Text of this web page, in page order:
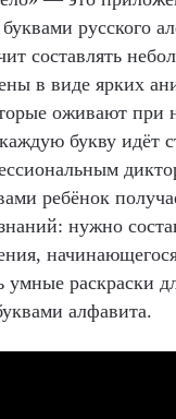
русского
составлять
в виде ярких
оживают при
букву идёт
ребёнок
нужно
умные раскраски
алфавита.